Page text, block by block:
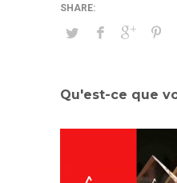
Qu'est-ce que